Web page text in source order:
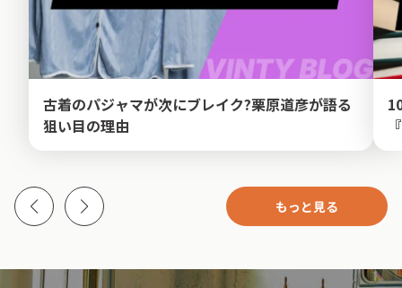
古着のパジャマが次にブレイク?栗原道彦が語る
狙い目の理由
もっと見る